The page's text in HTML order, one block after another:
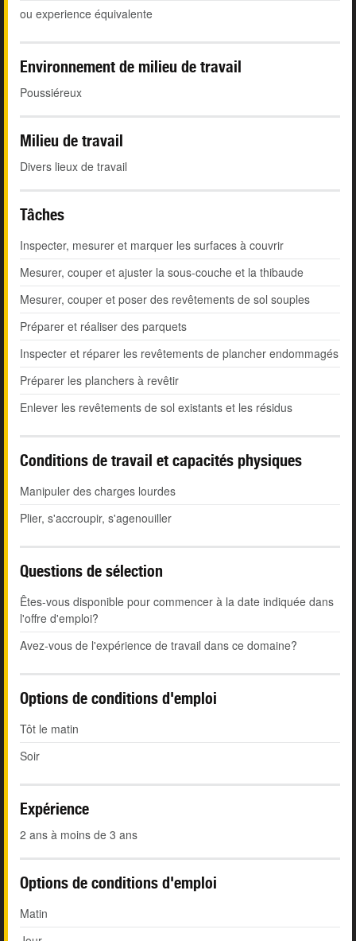
ou experience équivalente
Environnement de milieu de travail
Poussiéreux
Milieu de travail
Divers lieux de travail
Tâches
Inspecter, mesurer et marquer les surfaces à couvrir
Mesurer, couper et ajuster la sous-couche et la thibaude
Mesurer, couper et poser des revêtements de sol souples
Préparer et réaliser des parquets
Inspecter et réparer les revêtements de plancher endommagés
Préparer les planchers à revêtir
Enlever les revêtements de sol existants et les résidus
Conditions de travail et capacités physiques
Manipuler des charges lourdes
Plier, s'accroupir, s'agenouiller
Questions de sélection
Êtes-vous disponible pour commencer à la date indiquée dans
l'offre d'emploi?
Avez-vous de l'expérience de travail dans ce domaine?
Options de conditions d'emploi
Tôt le matin
Soir
Expérience
2 ans à moins de 3 ans
Options de conditions d'emploi
Matin